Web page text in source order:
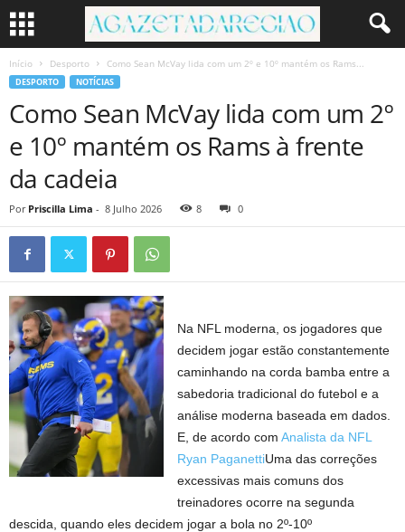
Início Desporto Como Sean McVay lida com um 2º e 10º mantém os Rams...
DESPORTO NOTÍCIAS
Como Sean McVay lida com um 2º
e 10º mantém os Rams à frente
da cadeia
Por Priscilla Lima - 8 Julho 2026 8 0
Na NFL moderna, os jogadores que
decidem jogar estão constantemente
caminhando na corda bamba entre a
sabedoria tradicional do futebol e a
análise moderna baseada em dados.
E, de acordo comAnalista da NFL
Ryan PaganettiUma das correções
excessivas mais comuns dos
treinadores ocorre na segunda
descida, quando eles decidem jogar a bola no 2º-10º